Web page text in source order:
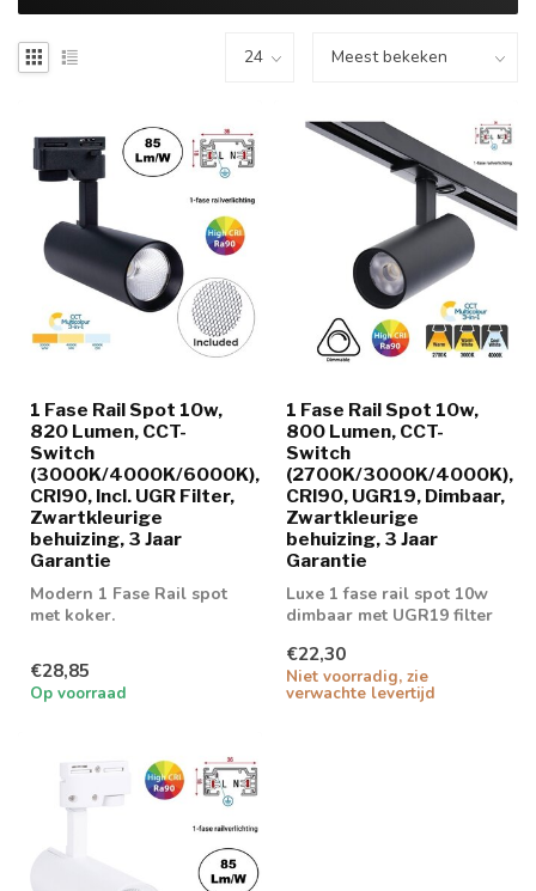
1 Fase Rail Spot 10w,
820 Lumen, CCT-
Switch
(3000K/4000K/6000K),
CRI90, Incl. UGR Filter,
Zwartkleurige
behuizing, 3 Jaar
Garantie
Modern 1 Fase Rail spot
met koker.
€28,85
Op voorraad
1 Fase Rail Spot 10w,
800 Lumen, CCT-
Switch
(2700K/3000K/4000K),
CRI90, UGR19, Dimbaar,
Zwartkleurige
behuizing, 3 Jaar
Garantie
Luxe 1 fase rail spot 10w
dimbaar met UGR19 filter
€22,30
Niet voorradig, zie
verwachte levertijd